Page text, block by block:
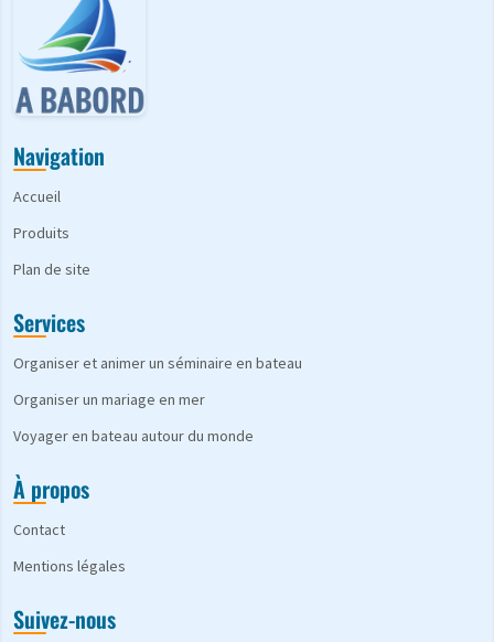
Navigation
Accueil
Produits
Plan de site
Services
Organiser et animer un séminaire en bateau
Organiser un mariage en mer
Voyager en bateau autour du monde
À propos
Contact
Mentions légales
Suivez-nous